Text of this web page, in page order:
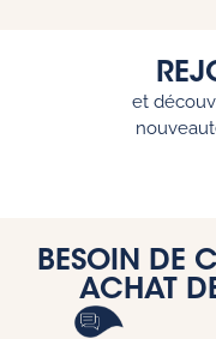
et
BESOIN DE
ACHAT